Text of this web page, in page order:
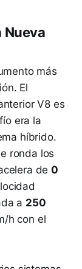
Nueva
más
El
V8 es
era la
híbrido.
ronda los
de0
a 250
h con el